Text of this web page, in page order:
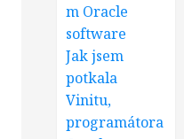
m Oracle
software
Jak jsem
potkala
Vinitu,
programátora